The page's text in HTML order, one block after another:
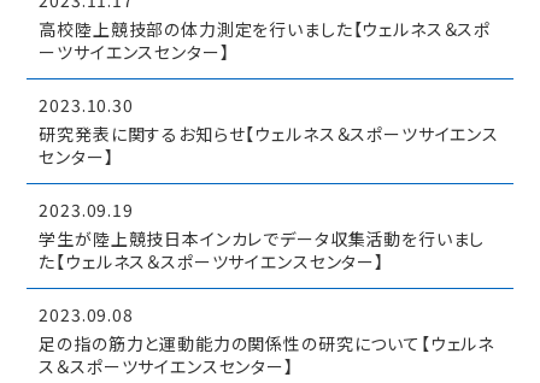
高校陸上競技部の体力測定を行いました【ウェルネス＆スポ
ーツサイエンスセンター】
2023.10.30
研究発表に関するお知らせ【ウェルネス＆スポーツサイエンス
センター】
2023.09.19
学生が陸上競技日本インカレでデータ収集活動を行いまし
た【ウェルネス＆スポーツサイエンスセンター】
2023.09.08
足の指の筋力と運動能力の関係性の研究について【ウェルネ
ス＆スポーツサイエンスセンター】